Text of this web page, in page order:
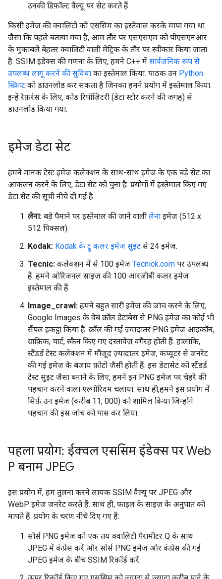
उनकी डिफ़ॉल्ट वैल्यू पर सेट करते हैं.
किसी इमेज की क्वालिटी को एससिम का इस्तेमाल करके मापा गया था.
जैसा कि पहले बताया गया है, आम तौर पर एसएसएम को पीएसएनआर
के मुकाबले बेहतर क्वालिटी वाली मेट्रिक के तौर पर स्वीकार किया जाता
है. SSIM इंडेक्स की गणना के लिए, हमने C++ में सार्वजनिक रूप से
उपलब्ध लागू करने की सुविधा का इस्तेमाल किया. पाठक उन Python
स्क्रिप्ट को डाउनलोड कर सकता है जिनका हमने प्रयोग में इस्तेमाल किया.
इन्हें रेफ़रंस के लिए, कोड रिपॉज़िटरी (डेटा स्टोर करने की जगह) से
डाउनलोड किया गया.
इमेज डेटा सेट
हमने मानक टेस्ट इमेज कलेक्शन के साथ-साथ इमेज के एक बड़े सेट का
आकलन करने के लिए, डेटा सेट को चुना है. प्रयोगों में इस्तेमाल किए गए
डेटा सेट की सूची नीचे दी गई है.
लेना: बड़े पैमाने पर इस्तेमाल की जाने वाली लेना इमेज (512 x
512 पिक्सल).
Kodak: Kodak के ट्रू कलर इमेज सुइट से 24 इमेज.
Tecnic: कलेक्शन में से 100 इमेज Tecnick.com पर उपलब्ध
हैं. हमने ओरिजनल साइज़ की 100 आरजीबी कलर इमेज
इस्तेमाल की हैं.
Image_crawl: हमने बहुत सारी इमेज की जांच करने के लिए,
Google Images के वेब क्रॉल डेटाबेस से PNG इमेज का कोई भी
सैंपल इकट्ठा किया है. क्रॉल की गई ज़्यादातर PNG इमेज आइकॉन,
ग्राफ़िक, चार्ट, स्कैन किए गए दस्तावेज़ वगैरह होती हैं. हालांकि,
स्टैंडर्ड टेस्ट कलेक्शन में मौजूद ज़्यादातर इमेज, कंप्यूटर से जनरेट
की गई इमेज के बजाय फ़ोटो जैसी होती हैं. इस डेटासेट को स्टैंडर्ड
टेस्ट सुइट जैसा बनाने के लिए, हमने इन PNG इमेज पर चेहरे की
पहचान करने वाला एल्गोरिदम चलाया. साथ ही,हमने इस प्रयोग में
सिर्फ़ उन इमेज (करीब 11, 000) को शामिल किया जिन्होंने
पहचान की इस जांच को पास कर लिया.
पहला प्रयोग: ईक्वल एससिम इंडेक्स पर Web
P बनाम JPEG
इस प्रयोग में, हम तुलना करने लायक SSIM वैल्यू पर JPEG और
WebP इमेज जनरेट करते हैं. साथ ही, फ़ाइल के साइज़ के अनुपात को
मापते हैं. प्रयोग के चरण नीचे दिए गए हैं:
सोर्स PNG इमेज को एक तय क्वालिटी पैरामीटर Q के साथ
JPEG में कंप्रेस करें और सोर्स PNG इमेज और कंप्रेस की गई
JPEG इमेज के बीच SSIM रिकॉर्ड करें.